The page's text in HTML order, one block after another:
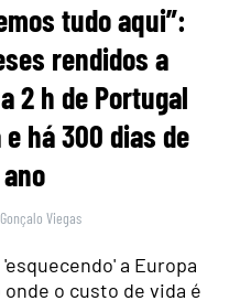
tudo aqui”:
rendidos a
2 h de Portugal
há 300 dias de
Gonçalo Viegas
a Europa
o custo de vida é